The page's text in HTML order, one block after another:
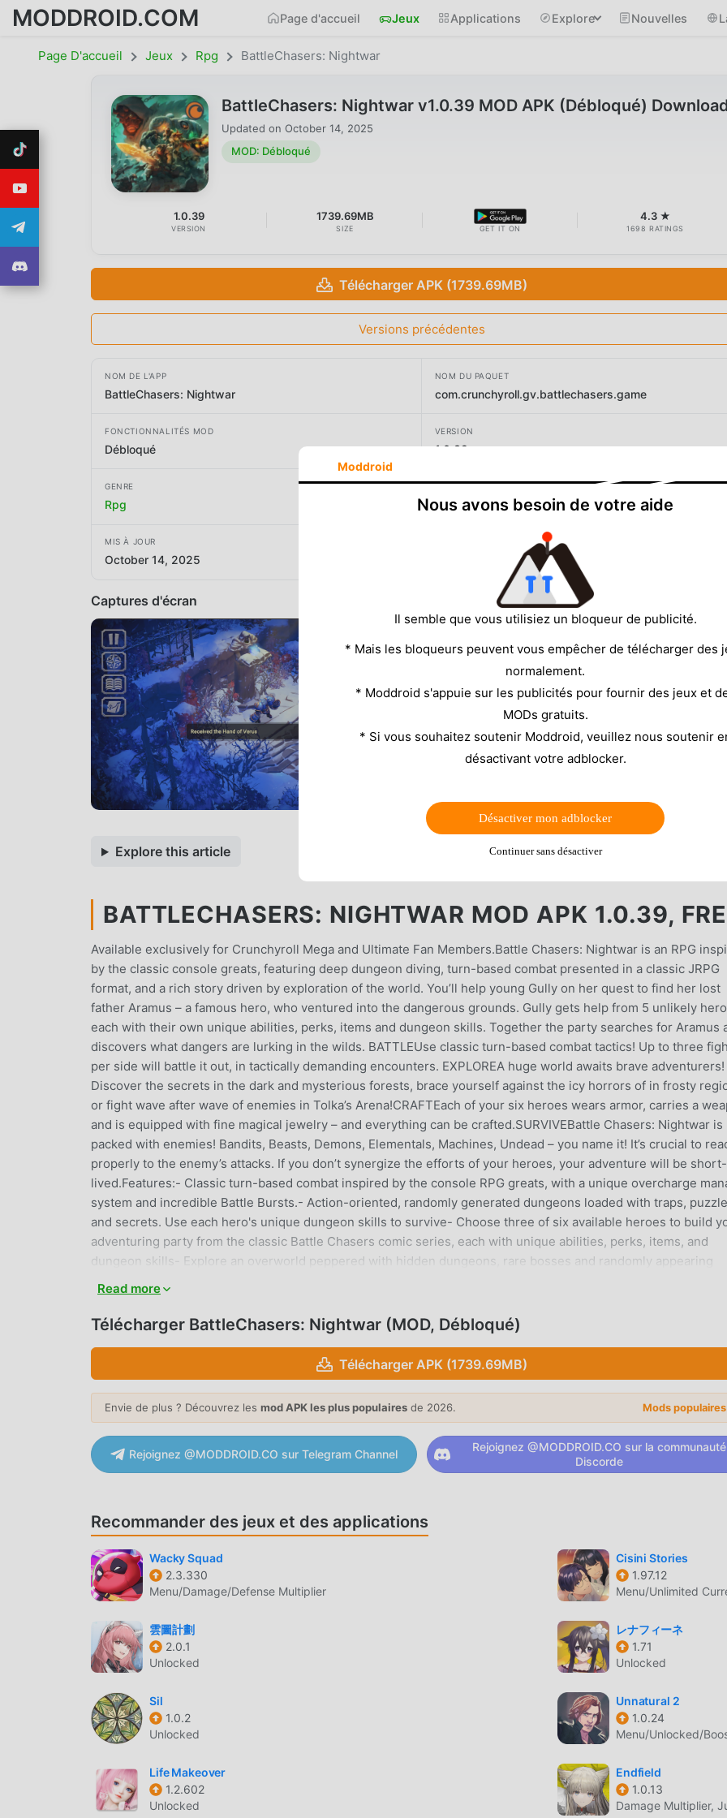
MODDROID.COM Page d'accueil Jeux Applications Explore Nouvelles
Page D'accueil Jeux Rpg BattleChasers: Nightwar
BattleChasers: Nightwar v1.0.39 MOD APK (Débloqué)
Updated on October 14, 2025
MOD: Débloqué
1.0.39
VERSION
1739.69MB
SIZE GET IT ON
4.3 ★
1698 RATINGS
Télécharger APK (1739.69MB)
Versions précédentes
NOM DE L'APP
BattleChasers: Nightwar
NOM DU PAQUET
com.crunchyroll.gv.battlechasers.game
FONCTIONNALITÉS MOD
Débloqué
VERSION
1.0.39
GENRE
Rpg
DÉVELOPPEUR
Crunchyroll, LLC
MIS À JOUR
October 14, 2025
Captures d'écran
Explore this article
BATTLECHASERS: NIGHTWAR MOD APK 1.0.39,
Available exclusively for Crunchyroll Mega and Ultimate Fan Members.Battle Chasers: Nightwar is an RPG
by the classic console greats, featuring deep dungeon diving, turn-based combat presented in a classic JRPG
format, and a rich story driven by exploration of the world. You’ll help young Gully on her quest to find her lost
father Aramus – a famous hero, who ventured into the dangerous grounds. Gully gets help from 5 unlikely
each with their own unique abilities, perks, items and dungeon skills. Together the party searches for Aramus
discovers what dangers are lurking in the wilds. BATTLEUse classic turn-based combat tactics! Up to three
per side will battle it out, in tactically demanding encounters. EXPLOREA huge world awaits brave adventurers!
Discover the secrets in the dark and mysterious forests, brace yourself against the icy horrors of in frosty
or fight wave after wave of enemies in Tolka’s Arena!CRAFTEach of your six heroes wears armor, carries a
and is equipped with fine magical jewelry – and everything can be crafted.SURVIVEBattle Chasers: Nightwar is
packed with enemies! Bandits, Beasts, Demons, Elementals, Machines, Undead – you name it! It’s crucial to
properly to the enemy’s attacks. If you don’t synergize the efforts of your heroes, your adventure will be short-
lived.Features:- Classic turn-based combat inspired by the console RPG greats, with a unique overcharge
system and incredible Battle Bursts.- Action-oriented, randomly generated dungeons loaded with traps,
and secrets. Use each hero's unique dungeon skills to survive- Choose three of six available heroes to build
adventuring party from the classic Battle Chasers comic series, each with unique abilities, perks, items, and
dungeon skills- Explore an overworld peppered with hidden dungeons, rare bosses and randomly appearing
friends and foes. - Dive into the deep crafting system, using the unique ingredient-overloading system to create
epic items!Battle Chasers: Nightwar was originally developed by Airship Syndicate.————Crunchyroll
members enjoy an ad-free experience, with full access to Crunchyroll's library of over 1,300 unique titles and
46,000 episodes, including simulcast series that premiere shortly after premiering in Japan. In addition,
membership offers special benefits including offline viewing access, discount code to Crunchyroll Store,
Crunchyroll Game Vault access, streaming simultaneously on multiple devices, and more!Privacy Policy:
https://www.crunchyroll.com/games/privacyTerms: https://www.crunchyroll.com/games/terms/
BATTLECHASERS: NIGHTWAR INTRODUCTION
BattleChasers: Nightwar En tant que jeu rpg très populaire récemment, il a gagné beaucoup de fans dans le
dernière version de BattleChasers: Nightwar 1.0.39 gratuitement, mais fournit également Freemod
de la joie apportée par le jeu lui-même. moddroid promet que tout mod BattleChasers: Nightwar ne facturera
aucun frais aux joueurs, et il est 100% sûr, disponible et gratuit à installer. Téléchargez simplement le client
moddroid, vous pouvez télécharger et installer BattleChasers: Nightwar 1.0.39 en un seul clic. Qu'attendez-
téléchargez moddroid et jouez !
JEU UNIQUE
BattleChasers: Nightwar En tant que jeu rpg populaire, son gameplay unique lui a permis de gagner un grand
nombre de fans à travers le monde. Contrairement aux jeux rpg traditionnels, dans BattleChasers: Nightwar ,
n'avez qu'à suivre le didacticiel novice, vous pouvez donc facilement démarrer tout le jeu et profiter de la joie
apportée par les jeux classiques rpg BattleChasers: Nightwar 1.0.39. Dans le même temps, moddroid a
spécialement construit une plate-forme pour les amateurs de jeux rpg, vous permettant de communiquer et de
partager avec tous les amateurs de jeux rpg du monde entier, qu'attendez-vous, rejoignez moddroid et profitez
rpg jeu avec tous les partenaires mondiaux heureux
Read more
Télécharger BattleChasers: Nightwar (MOD, Débloqué)
Télécharger APK (1739.69MB)
Envie de plus ? Découvrez les mod APK les plus populaires de 2026. Mods
Rejoignez @MODDROID.CO sur Telegram Channel
Rejoignez @MODDROID.CO sur la communauté
Discorde
Recommander des jeux et des applications
Wacky Squad
2.3.330
Menu/Damage/Defense Multiplier
Cisini Stories
1.97.12
Menu/Unlimited
雲圖計劃
2.0.1
Unlocked
レナフィーネ
1.71
Unlocked
Sil
1.0.2
Unlocked
Unnatural 2
1.0.24
Menu/Unlocked/
Life Makeover
1.2.602
Unlocked
Endfield
1.0.13
Moddroid
Nous avons besoin de votre aide
Il semble que vous utilisiez un bloqueur de publicité.
* Mais les bloqueurs peuvent vous empêcher de télécharger des
normalement.
* Moddroid s'appuie sur les publicités pour fournir des jeux et
MODs gratuits.
* Si vous souhaitez soutenir Moddroid, veuillez nous soutenir
désactivant votre adblocker.
Désactiver mon adblocker
Continuer sans désactiver